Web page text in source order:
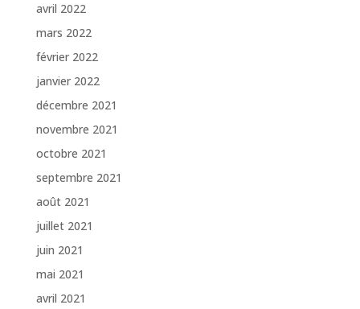
avril 2022
mars 2022
février 2022
janvier 2022
décembre 2021
novembre 2021
octobre 2021
septembre 2021
août 2021
juillet 2021
juin 2021
mai 2021
avril 2021